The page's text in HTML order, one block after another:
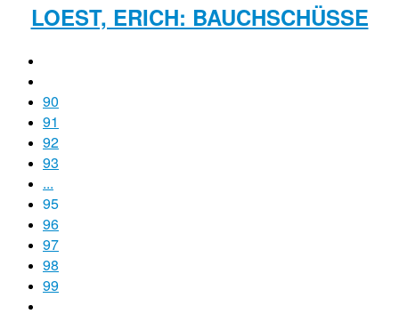
LOEST, ERICH: BAUCHSCHÜSSE
90
91
92
93
...
95
96
97
98
99